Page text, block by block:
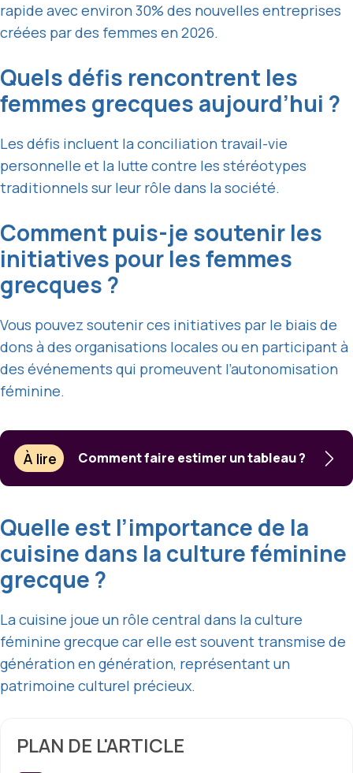
rapide avec environ 30% des nouvelles entreprises
créées par des femmes en 2026.
Quels défis rencontrent les
femmes grecques aujourd’hui ?
Les défis incluent la conciliation travail-vie
personnelle et la lutte contre les stéréotypes
traditionnels sur leur rôle dans la société.
Comment puis-je soutenir les
initiatives pour les femmes
grecques ?
Vous pouvez soutenir ces initiatives par le biais de
dons à des organisations locales ou en participant à
des événements qui promeuvent l’autonomisation
féminine.
À lire Comment faire estimer un tableau ?
Quelle est l’importance de la
cuisine dans la culture féminine
grecque ?
La cuisine joue un rôle central dans la culture
féminine grecque car elle est souvent transmise de
génération en génération, représentant un
patrimoine culturel précieux.
PLAN DE L'ARTICLE